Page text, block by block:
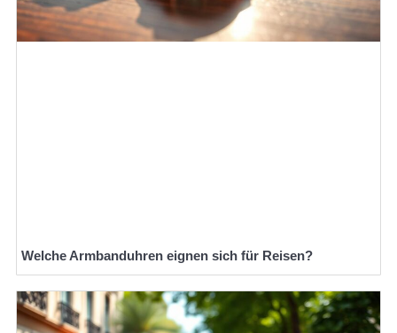
Welche Armbanduhren eignen sich für Reisen?